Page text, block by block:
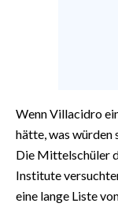
INSULARITÀ
FOTO
VIDEO
Wenn Villacidro
hätte, was würden
Die Mittelschüler
Institute
eine lange Liste